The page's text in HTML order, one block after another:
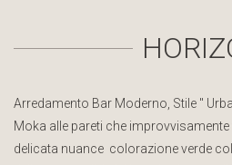
Arredamento Bar Moderno, Stile "
Moka alle pareti che
delicata nuance colorazione verde